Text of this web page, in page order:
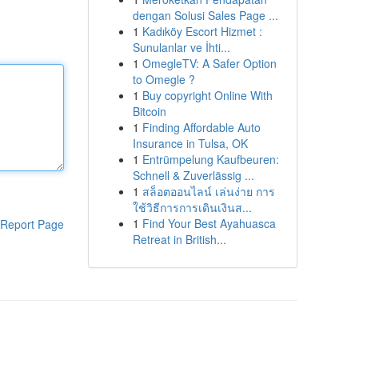
Report Page
dengan Solusi Sales Page ...
1 Kadıköy Escort Hizmet :
Sunulanlar ve İhti...
1 OmegleTV: A Safer Option
to Omegle ?
1 Buy copyright Online With
Bitcoin
1 Finding Affordable Auto
Insurance in Tulsa, OK
1 Entrümpelung Kaufbeuren:
Schnell & Zuverlässig ...
1 สล็อตออนไลน์ เล่นง่าย การ
ใช้วิธีการการเดินเงินส...
1 Find Your Best Ayahuasca
Retreat in British...